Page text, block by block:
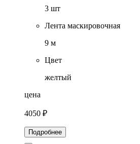
3 шт
Лента маскировочная
9 м
Цвет
желтый
цена
4050 ₽
Подробнее